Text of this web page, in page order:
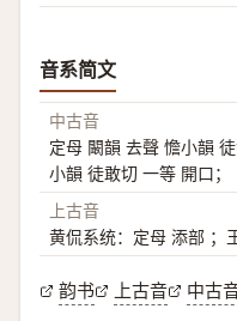
音系简文
中古音
定母 闞韻 去聲 憺小韻
小韻 徒敢切 一等 開口；
上古音
黄侃系统：定母 添部 ；
韵书 上古音 中古